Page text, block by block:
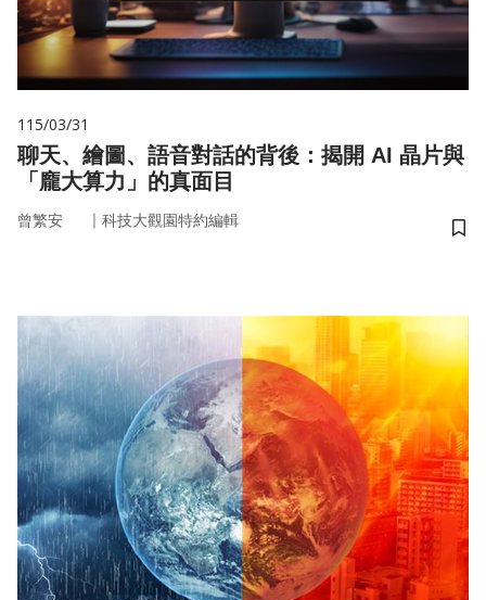
115/03/31
聊天、繪圖、語音對話的背後：揭開 AI 晶片與
「龐大算力」的真面目
曾繁安 ｜ 科技大觀園特約編輯
儲